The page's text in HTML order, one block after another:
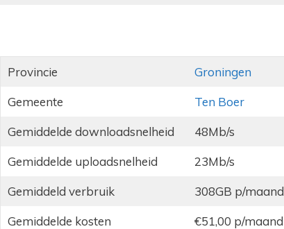
Provincie Groningen
Gemeente Ten Boer
Gemiddelde downloadsnelheid 48Mb/s
Gemiddelde uploadsnelheid 23Mb/s
Gemiddeld verbruik 308GB p/maand
Gemiddelde kosten €51,00 p/maand